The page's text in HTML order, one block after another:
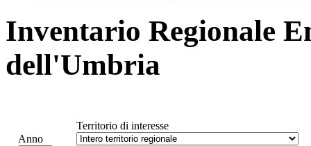
Inventario Regionale
dell'Umbria
Anno
Territorio di interesse